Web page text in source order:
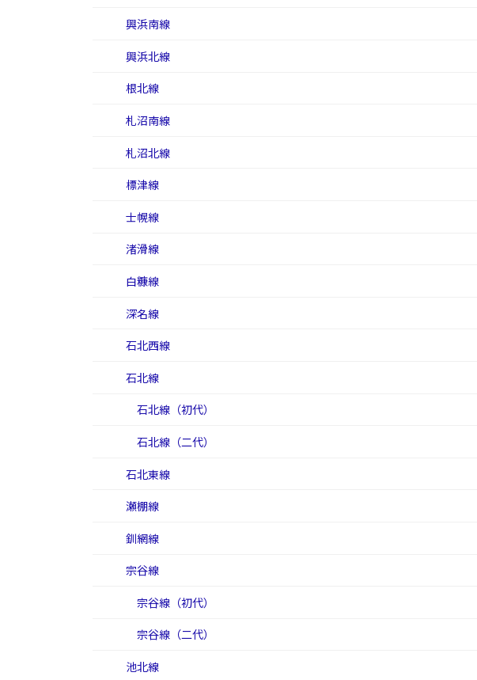
興浜南線
興浜北線
根北線
札沼南線
札沼北線
標津線
士幌線
渚滑線
白糠線
深名線
石北西線
石北線
石北線（初代）
石北線（二代）
石北東線
瀬棚線
釧網線
宗谷線
宗谷線（初代）
宗谷線（二代）
池北線